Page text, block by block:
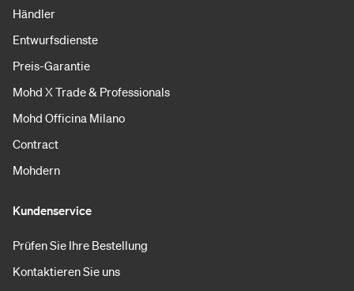
Händler
Entwurfsdienste
Preis-Garantie
Mohd X Trade & Professionals
Mohd Officina Milano
Contract
Mohdern
Kundenservice
Prüfen Sie Ihre Bestellung
Kontaktieren Sie uns